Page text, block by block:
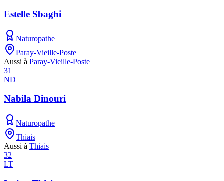
Estelle Sbaghi
Naturopathe
Paray-Vieille-Poste
Aussi à Paray-Vieille-Poste
31
ND
Nabila Dinouri
Naturopathe
Thiais
Aussi à Thiais
32
LT